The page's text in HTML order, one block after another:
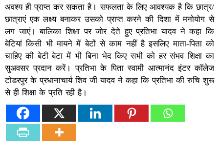
अवश्य ही प्राप्त कर सकता है। सफलता के लिए आवश्यक है कि छात्र/
छात्राएं एक लक्ष्य बनाकर उसको प्राप्त करने की दिशा में मनोयोग से
लग जाएं। बालिका शिक्षा पर जोर देते हुए प्रतिभा यादव ने कहा कि
बेटियां किसी भी मायने में बेटों से काम नहीं है इसलिए माता-पिता को
चाहिए की बेटी बेटा में भी बिना भेद किए सभी को हर संभव शिक्षा का
सुअवसर प्रदान करें। प्रतिभा के पिता स्वामी आत्मानंद इंटर कॉलेज
टोडरपुर के प्रधानाचार्य शिव जी यादव ने कहा कि प्रतिभा की रुचि शुरू
से ही शिक्षा के प्रति रही है।